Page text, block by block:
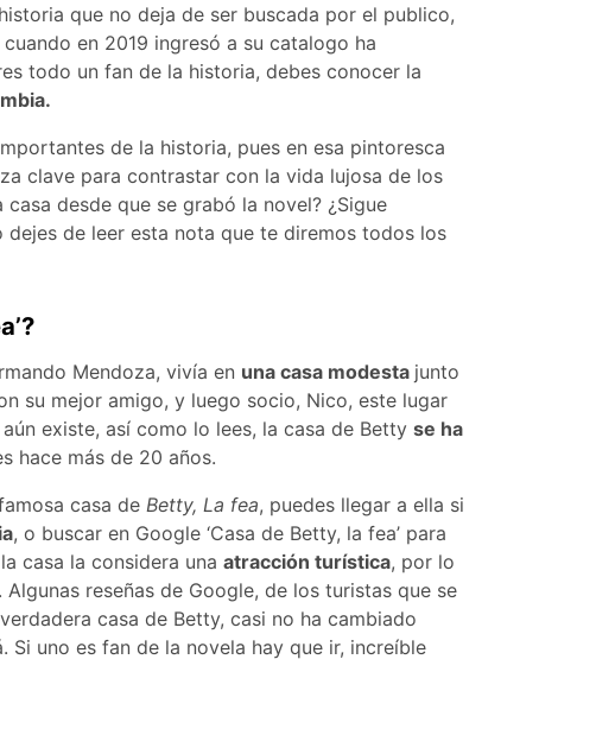
que no deja de ser buscada por el publico,
cuando en 2019 ingresó a su catalogo ha
todo un fan de la historia, debes conocer la
de la historia, pues en esa pintoresca
clave para contrastar con la vida lujosa de los
desde que se grabó la novel? ¿Sigue
de leer esta nota que te diremos todos los
Mendoza, vivía en una casa modesta junto
su mejor amigo, y luego socio, Nico, este lugar
existe, así como lo lees, la casa de Betty se ha
hace más de 20 años.
casa de Betty, La fea, puedes llegar a ella si
, o buscar en Google ‘Casa de Betty, la fea’ para
casa la considera una atracción turística, por lo
reseñas de Google, de los turistas que se
casa de Betty, casi no ha cambiado
uno es fan de la novela hay que ir, increíble